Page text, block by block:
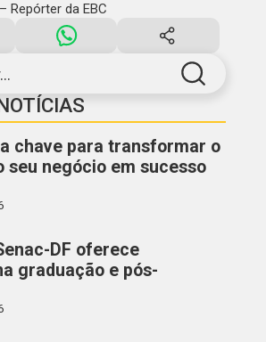
chave para transformar o
seu negócio em sucesso
DF oferece
graduação e pós-
Repórter da EBC